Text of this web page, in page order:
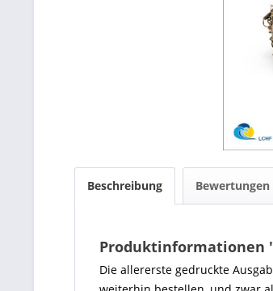
Beschreibung Bewertungen
Produktinformationen
Die allererste gedruckte